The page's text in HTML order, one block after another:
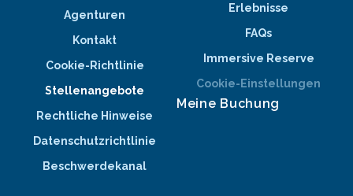
Agenturen
Kontakt
Cookie-Richtlinie
Stellenangebote
Rechtliche Hinweise
Datenschutzrichtlinie
Beschwerdekanal
Erlebnisse
FAQs
Immersive Reserve
Cookie-Einstellungen
Meine Buchung